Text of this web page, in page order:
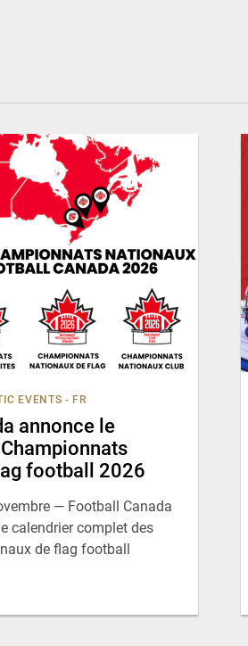
EVENTS - FR
annonce le
football 2026
— Football Canada
calendrier complet des
de flag football